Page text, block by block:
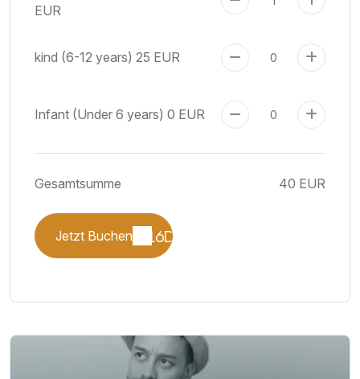
EUR
kind (6-12 years) 25 EUR
Infant (Under 6 years) 0 EUR
Gesamtsumme 40 EUR
Jetzt Buchen